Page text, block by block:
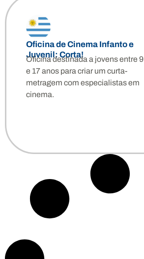
Oficina de Cinema Infanto e
Juvenil: Corta!
Oficina destinada a jovens entre 9
e 17 anos para criar um curta-
metragem com especialistas em
cinema.